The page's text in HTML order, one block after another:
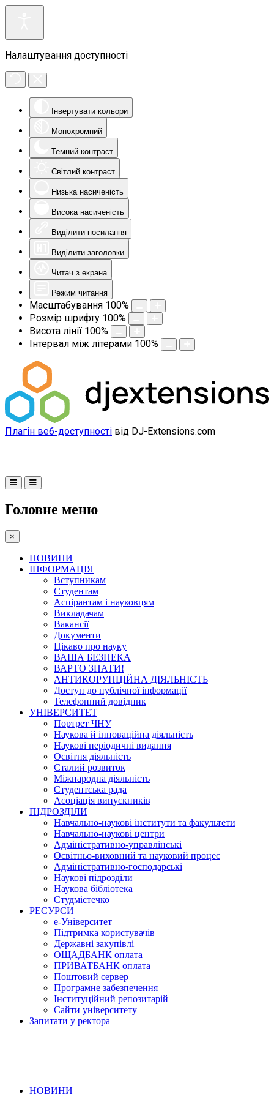
Налаштування доступності
Інвертувати кольори
Монохромний
Темний контраст
Світлий контраст
Низька насиченість
Висока насиченість
Виділити посилання
Виділити заголовки
Читач з екрана
Режим читання
Масштабування 100%
Розмір шрифту 100%
Висота лінії 100%
Інтервал між літерами 100%
Плагін веб-доступності від DJ-Extensions.com
Головне меню
×
НОВИНИ
ІНФОРМАЦІЯ
Вступникам
Студентам
Аспірантам і науковцям
Викладачам
Вакансії
Документи
Цікаво про науку
ВАША БЕЗПЕКА
ВАРТО ЗНАТИ!
АНТИКОРУПЦІЙНА ДІЯЛЬНІСТЬ
Доступ до публічної інформації
Телефонний довідник
УНІВЕРСИТЕТ
Портрет ЧНУ
Наукова й інноваційна діяльність
Наукові періодичні видання
Освітня діяльність
Сталий розвиток
Міжнародна діяльність
Студентська рада
Асоціація випускників
ПІДРОЗДІЛИ
Навчально-наукові інститути та факультети
Навчально-наукові центри
Адміністративно-управлінські
Освітньо-виховний та науковий процес
Адміністративно-господарські
Наукові підрозділи
Наукова бібліотека
Студмістечко
РЕСУРСИ
е-Університет
Підтримка користувачів
Державні закупівлі
ОЩАДБАНК оплата
ПРИВАТБАНК оплата
Поштовий сервер
Програмне забезпечення
Інституційний репозитарій
Сайти університету
Запитати у ректора
НОВИНИ